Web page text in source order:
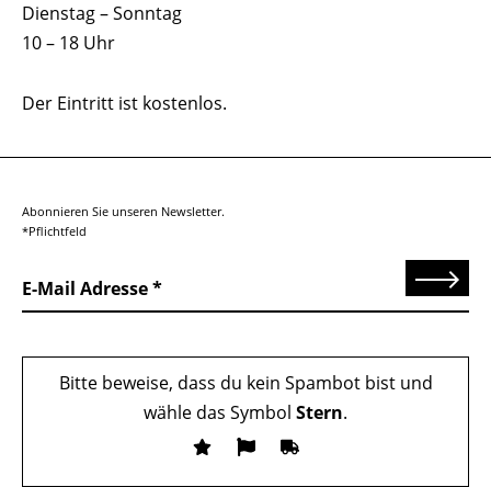
Dienstag – Sonntag
10 – 18 Uhr
Der Eintritt ist kostenlos.
Abonnieren Sie unseren Newsletter.
*Pflichtfeld
E-Mail Adresse Senden
Bitte beweise, dass du kein Spambot bist und
wähle das Symbol Stern.